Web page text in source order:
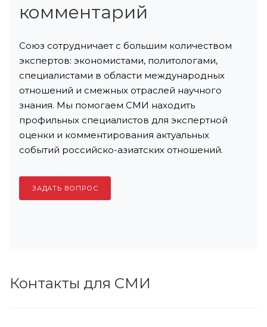
комментарий
Союз сотрудничает с большим количеством
экспертов: экономистами, политологами,
специалистами в области международных
отношений и смежных отраслей научного
знания. Мы помогаем СМИ находить
профильных специалистов для экспертной
оценки и комментирования актуальных
событий российско-азиатских отношений.
ЗАДАТЬ ВОПРОС
Контакты для СМИ